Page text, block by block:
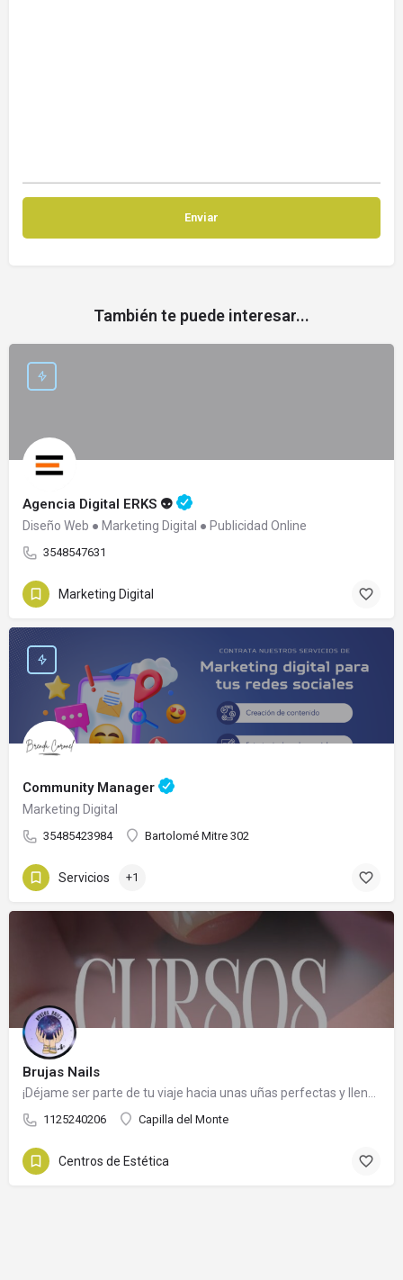
También te puede interesar...
Agencia Digital ERKS 👽
Diseño Web ● Marketing Digital ● Publicidad Online
3548547631
Marketing Digital
Community Manager
Marketing Digital
35485423984 Bartolomé Mitre 302
Servicios +1
Brujas Nails
¡Déjame ser parte de tu viaje hacia unas uñas perfectas y llenas de estilo! 💫
1125240206 Capilla del Monte
Centros de Estética